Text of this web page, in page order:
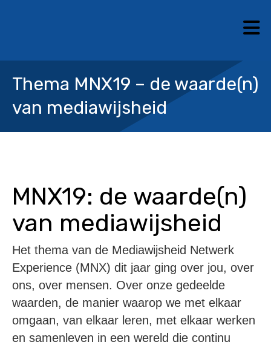
Thema MNX19 – de waarde(n)
van mediawijsheid
MNX19: de waarde(n)
van mediawijsheid
Het thema van de Mediawijsheid Netwerk
Experience (MNX) dit jaar ging over jou, over
ons, over mensen. Over onze gedeelde
waarden, de manier waarop we met elkaar
omgaan, van elkaar leren, met elkaar werken
en samenleven in een wereld die continu